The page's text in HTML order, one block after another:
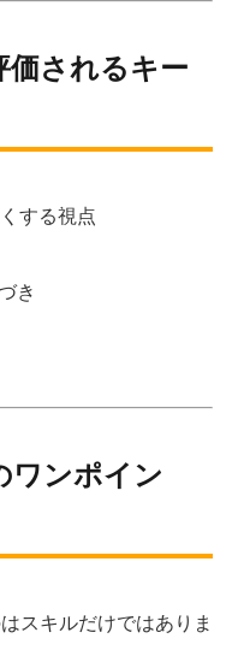
価されるキー
する視点
き
ンポイン
スキルだけではありま